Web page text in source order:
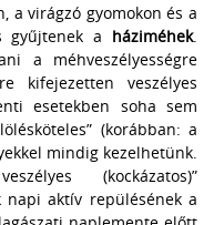
a virágzó gyomokon és a
gyűjtenek a háziméhek.
a méhveszélyességre
kifejezetten veszélyes
esetekben soha sem
(korábban: a
mindig kezelhetünk.
(kockázatos)”
napi aktív repülésének a